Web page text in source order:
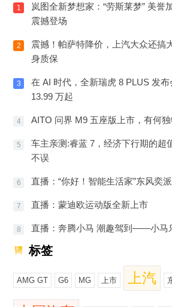
1
岚图全新梦想家：“劳斯莱梦” 美誉
震撼登场
2
震撼！帕萨特降价，上汽大众还搞
身质保
3
在 AI 时代，全新瑞虎 8 PLUS 发布
13.99 万起
4 AITO 问界 M9 五座版上市，有何独
5
车主亲测:睿蓝 7，经济下行期的超
不误
6 直播：“你好！智能生活家”东风奕
7 直播：蒙迪欧运动版全新上市
8 直播：奔腾小马 潮趣驾到——小马
标签
AMG GT G6 MG 上市 上汽